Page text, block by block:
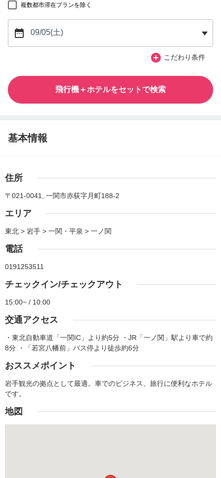
複数都市滞在プランを除く
こだわり条件
飛行機＋ホテルをセットで検索
基本情報
住所
〒021-0041, 一関市赤荻字月町188-2
エリア
東北 > 岩手 > 一関・平泉 > 一ノ関
電話
0191253511
チェックイン/チェックアウト
15:00~ / 10:00
交通アクセス
・東北自動車道「一関IC」より約5分 ・JR「一ノ関」駅より車で約
8分 ・「若宮八幡前」バス停より徒歩約6分
おススメポイント
岩手観光の拠点として最適。車でのビジネス、旅行に便利なホテル
です。
地図